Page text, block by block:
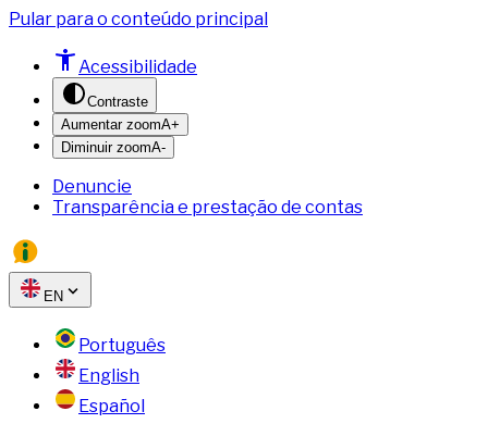
Pular para o conteúdo principal
Acessibilidade
Contraste
Aumentar zoomA+
Diminuir zoomA-
Denuncie
Transparência e prestação de contas
EN
Português
English
Español